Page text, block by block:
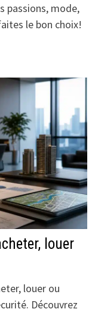
passions, mode,
le bon choix!
louer
louer ou
Découvrez